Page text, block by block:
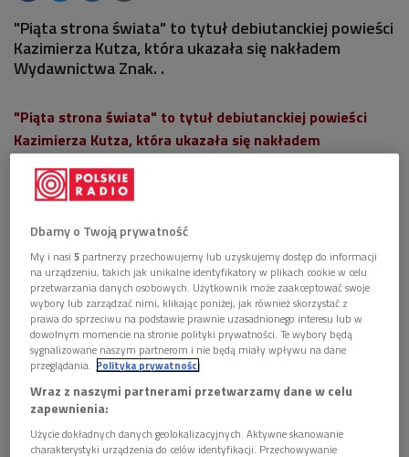
"Piąta strona świata" to tytuł debiutanckiej powieści
Kazimierza Kutza, która ukazała się nakładem
Wydawnictwa Znak. .
"Piąta strona świata" to tytuł debiutanckiej powieści
Kazimierza Kutza, która ukazała się nakładem
Wydawnictwa Znak.
Kazimierz Kutz ma na swoim koncie ponad dwadzieścia
filmów, aż sześć z nich opowiada o Śląsku. Ponieważ- jak sam
przyznaje - nie wszystko można opowiedzieć za pomocą
języka filmowego, po piętnastu latach zbierania materiałów,
zdecydował się przelać na papier wszystkie niewypowiedziane
dotąd myśli. Tak powstała powieść tworząca
wielopokoleniową barwną panoramę Śląska. W serii
Dbamy o Twoją prywatność
My i nasi5 partnerzy przechowujemy lub uzyskujemy dostęp do informacji
na urządzeniu, takich jak unikalne identyfikatory w plikach cookie w celu
przetwarzania danych osobowych. Użytkownik może zaakceptować swoje
wybory lub zarządzać nimi, klikając poniżej, jak również skorzystać z
prawa do sprzeciwu na podstawie prawnie uzasadnionego interesu lub w
dowolnym momencie na stronie polityki prywatności. Te wybory będą
sygnalizowane naszym partnerom i nie będą miały wpływu na dane
przeglądania. Polityka prywatności
Wraz z naszymi partnerami przetwarzamy dane w celu
zapewnienia:
Użycie dokładnych danych geolokalizacyjnych. Aktywne skanowanie
charakterystyki urządzenia do celów identyfikacji. Przechowywanie